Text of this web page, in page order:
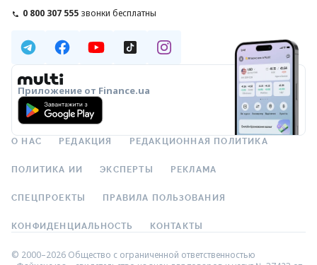
0 800 307 555 звонки бесплатны
Приложение от Finance.ua
О НАС РЕДАКЦИЯ РЕДАКЦИОННАЯ ПОЛИТИКА
ПОЛИТИКА ИИ ЭКСПЕРТЫ РЕКЛАМА
СПЕЦПРОЕКТЫ ПРАВИЛА ПОЛЬЗОВАНИЯ
КОНФИДЕНЦИАЛЬНОСТЬ КОНТАКТЫ
© 2000–2026 Общество с ограниченной ответственностью